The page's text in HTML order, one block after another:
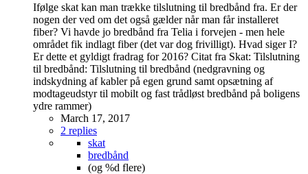
Ifølge skat kan man trække tilslutning til bredbånd fra. Er der
nogen der ved om det også gælder når man får installeret
fiber? Vi havde jo bredbånd fra Telia i forvejen - men hele
området fik indlagt fiber (det var dog frivilligt). Hvad siger I?
Er dette et gyldigt fradrag for 2016? Citat fra Skat: Tilslutning
til bredbånd: Tilslutning til bredbånd (nedgravning og
indskydning af kabler på egen grund samt opsætning af
modtageudstyr til mobilt og fast trådløst bredbånd på boligens
ydre rammer)
March 17, 2017
2 replies
skat
bredbånd
(og %d flere)